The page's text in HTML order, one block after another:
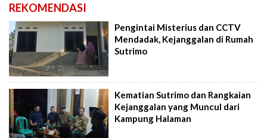
REKOMENDASI
Pengintai Misterius dan CCTV
Mendadak, Kejanggalan di Rumah
Sutrimo
Kematian Sutrimo dan Rangkaian
Kejanggalan yang Muncul dari
Kampung Halaman